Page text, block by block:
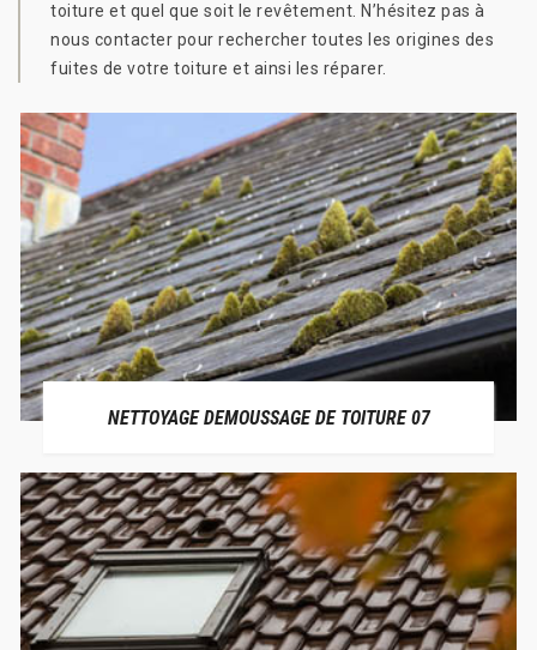
toiture et quel que soit le revêtement. N’hésitez pas à
nous contacter pour rechercher toutes les origines des
fuites de votre toiture et ainsi les réparer.
NETTOYAGE DEMOUSSAGE DE TOITURE 07